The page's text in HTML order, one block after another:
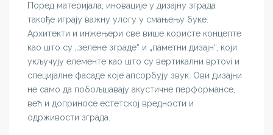
Поред материјала, иновације у дизајну зграда
такође играју важну улогу у смањењу буке.
Архитекти и инжењери све више користе концепте
као што су „зелене зграде“ и „паметни дизајн“, који
укључују елементе као што су вертикални вртovi и
специјалне фасаде које апсорбују звук. Ови дизајни
не само да побољшавају акустичне перформансе,
већ и доприносе естетској вредности и
одрживости зграда.